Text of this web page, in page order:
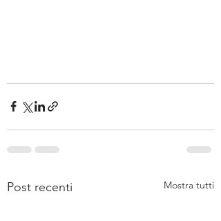
Post recenti Mostra tutti